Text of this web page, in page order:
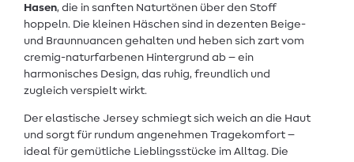
Hasen, die in sanften Naturtönen über den Stoff
hoppeln. Die kleinen Häschen sind in dezenten Beige-
und Braunnuancen gehalten und heben sich zart vom
cremig-naturfarbenen Hintergrund ab – ein
harmonisches Design, das ruhig, freundlich und
zugleich verspielt wirkt.
Der elastische Jersey schmiegt sich weich an die Haut
und sorgt für rundum angenehmen Tragekomfort –
ideal für gemütliche Lieblingsstücke im Alltag. Die